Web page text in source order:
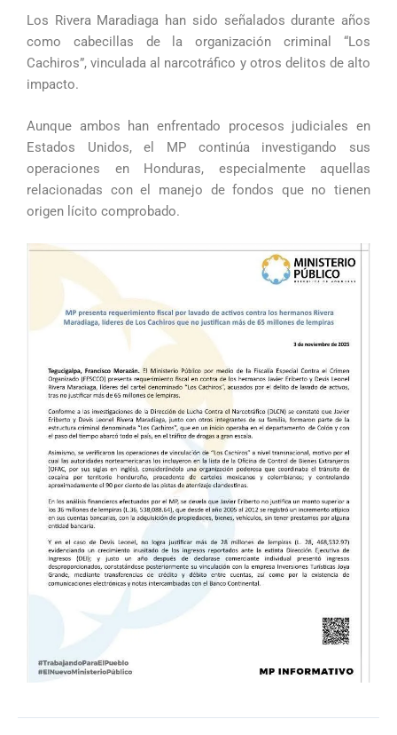
Los Rivera Maradiaga han sido señalados durante años
como cabecillas de la organización criminal “Los
Cachiros”, vinculada al narcotráfico y otros delitos de alto
impacto.
Aunque ambos han enfrentado procesos judiciales en
Estados Unidos, el MP continúa investigando sus
operaciones en Honduras, especialmente aquellas
relacionadas con el manejo de fondos que no tienen
origen lícito comprobado.